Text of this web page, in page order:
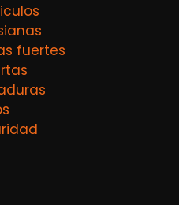
fuertes